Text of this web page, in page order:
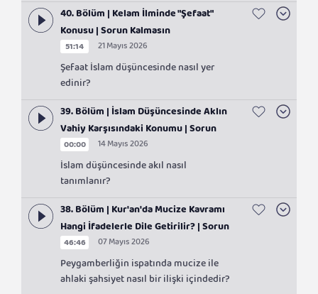
40. Bölüm | Kelam İlminde "Şefaat"
Konusu | Sorun Kalmasın
51:14 21 Mayıs 2026
Şefaat İslam düşüncesinde nasıl yer
edinir?
39. Bölüm | İslam Düşüncesinde Aklın
Vahiy Karşısındaki Konumu | Sorun
Kalmasın
00:00 14 Mayıs 2026
İslam düşüncesinde akıl nasıl
tanımlanır?
38. Bölüm | Kur'an'da Mucize Kavramı
Hangi İfadelerle Dile Getirilir? | Sorun
Kalmasın
46:46 07 Mayıs 2026
Peygamberliğin ispatında mucize ile
ahlaki şahsiyet nasıl bir ilişki içindedir?